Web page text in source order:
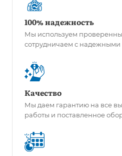
100% надежность
Мы используем
сотрудничаем с
Качество
Мы даем гарантию на все
работы и поставленное